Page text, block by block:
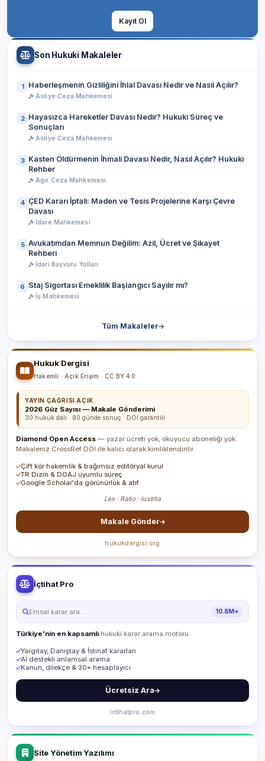
Kayıt Ol
Son Hukuki Makaleler
1 Haberleşmenin Gizliliğini İhlal Davası Nedir ve Nasıl Açılır?
Asliye Ceza Mahkemesi
2 Hayasızca Hareketler Davası Nedir? Hukuki Süreç ve
Sonuçları
Asliye Ceza Mahkemesi
3 Kasten Öldürmenin İhmali Davası Nedir, Nasıl Açılır? Hukuki
Rehber
Ağır Ceza Mahkemesi
4 ÇED Kararı İptali: Maden ve Tesis Projelerine Karşı Çevre
Davası
İdare Mahkemesi
5 Avukatımdan Memnun Değilim: Azil, Ücret ve Şikayet
Rehberi
İdari Başvuru Yolları
6 Staj Sigortası Emeklilik Başlangıcı Sayılır mı?
İş Mahkemesi
Tüm Makaleler
Hukuk Dergisi
Hakemli · Açık Erişim · CC BY 4.0
YAYIN ÇAĞRISI AÇIK
2026 Güz Sayısı — Makale Gönderimi
30 hukuk dalı · 80 günde sonuç · DOI garantili
Diamond Open Access — yazar ücreti yok, okuyucu aboneliği yok.
Makaleniz CrossRef DOI ile kalıcı olarak kimliklendirilir.
Çift kör hakemlik & bağımsız editöryal kurul
TR Dizin & DOAJ uyumlu süreç
Google Scholar'da görünürlük & atıf
Lex · Ratio · Iustitia
Makale Gönder
hukukdergisi.org
İçtihat Pro
Emsal karar ara… 10.8M+
Türkiye'nin en kapsamlı hukuki karar arama motoru.
Yargıtay, Danıştay & İstinaf kararları
AI destekli anlamsal arama
Kanun, dilekçe & 30+ hesaplayıcı
Ücretsiz Ara
ictihatpro.com
Site Yönetim Yazılımı